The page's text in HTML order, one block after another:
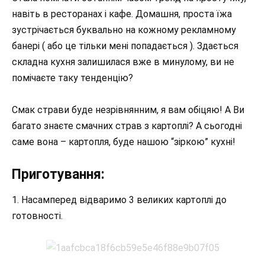
навіть в ресторанах і кафе. Домашня, проста їжа
зустрічається буквально на кожному рекламному
банері ( або це тільки мені попадається ). Здається
складна кухня залишилася вже в минулому, ви не
помічаєте таку тенденцію?
Смак страви буде незрівнянним, я вам обіцяю! А Ви
багато знаєте смачних страв з картоплі? А сьогодні
саме вона – картопля, буде нашою “зіркою” кухні!
Приготування:
1. Насамперед відваримо 3 великих картоплі до
готовності.